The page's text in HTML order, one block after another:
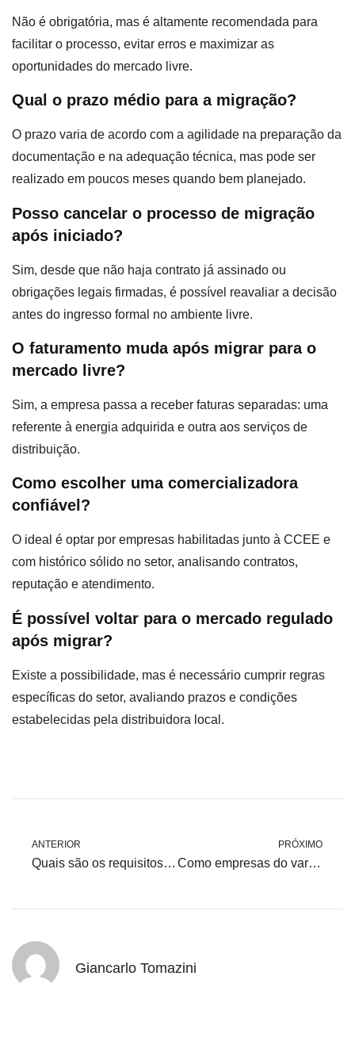
Não é obrigatória, mas é altamente recomendada para
facilitar o processo, evitar erros e maximizar as
oportunidades do mercado livre.
Qual o prazo médio para a migração?
O prazo varia de acordo com a agilidade na preparação da
documentação e na adequação técnica, mas pode ser
realizado em poucos meses quando bem planejado.
Posso cancelar o processo de migração
após iniciado?
Sim, desde que não haja contrato já assinado ou
obrigações legais firmadas, é possível reavaliar a decisão
antes do ingresso formal no ambiente livre.
O faturamento muda após migrar para o
mercado livre?
Sim, a empresa passa a receber faturas separadas: uma
referente à energia adquirida e outra aos serviços de
distribuição.
Como escolher uma comercializadora
confiável?
O ideal é optar por empresas habilitadas junto à CCEE e
com histórico sólido no setor, analisando contratos,
reputação e atendimento.
É possível voltar para o mercado regulado
após migrar?
Existe a possibilidade, mas é necessário cumprir regras
específicas do setor, avaliando prazos e condições
estabelecidas pela distribuidora local.
ANTERIOR
Quais são os requisitos mínimos de demanda contratual (kW) para migrar ao Mercado Livre de Energia?
PRÓXIMO
Como empresas do varejo ganham eficiência energética com o ACL
Giancarlo Tomazini